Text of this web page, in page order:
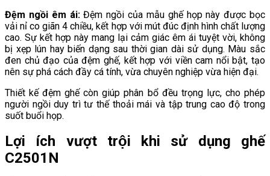
Đệm ngồi êm ái:Đệm ngồi của mẫu ghế họp này được bọc
vải nỉ co giãn 4 chiều, kết hợp với mút đúc định hình chất lượng
cao. Sự kết hợp này mang lại cảm giác êm ái tuyệt vời, không
bị xẹp lún hay biến dạng sau thời gian dài sử dụng. Màu sắc
đen chủ đạo của đệm ghế, kết hợp với viền cam nổi bật, tạo
nên sự phá cách đầy cá tính, vừa chuyên nghiệp vừa hiện đại.
Thiết kế đệm ghế còn giúp phân bổ đều trọng lực, cho phép
người ngồi duy trì tư thế thoải mái và tập trung cao độ trong
suốt buổi họp.
Lợi ích vượt trội khi sử dụng ghế
C2501N